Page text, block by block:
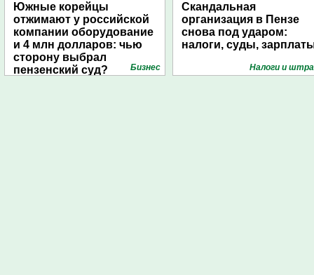
Южные корейцы
отжимают у российской
компании оборудование
и 4 млн долларов: чью
сторону выбрал
пензенский суд?
Бизнес
Скандальная
организация в Пензе
снова под ударом:
налоги, суды,
Налоги и